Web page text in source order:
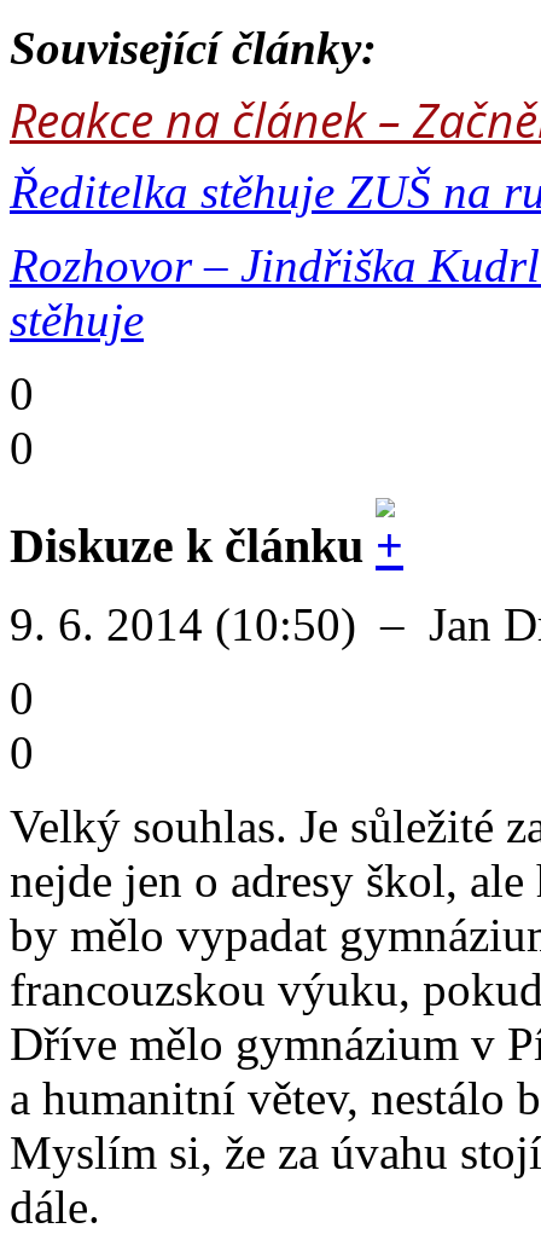
Související články:
Reakce na článek –
Ředitelka stěhuje ZUŠ na
Rozhovor – Jindřiška
stěhuje
0
0
Diskuze k článku
9. 6. 2014 (10:50) – Jan
0
0
Velký souhlas. Je sůležité
nejde jen o adresy škol,
by mělo vypadat
francouzskou výuku,
Dříve mělo gymnázium v
a humanitní větev, nestálo
Myslím si, že za úvahu
dále.